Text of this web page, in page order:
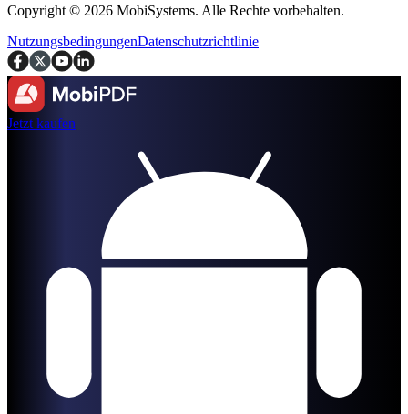
Copyright © 2026 MobiSystems. Alle Rechte vorbehalten.
NutzungsbedingungenDatenschutzrichtlinie
Jetzt kaufen